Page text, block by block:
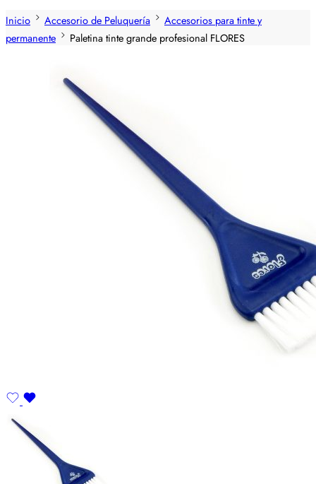
Inicio
Accesorio de Peluquería
Accesorios para tinte y
permanente
Paletina tinte grande profesional FLORES